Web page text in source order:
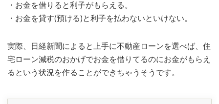
・お金を借りると利子がもらえる。
・お金を貸す(預ける)と利子を払わないといけない。
実際、日経新聞によると上手に不動産ローンを選べば、住
宅ローン減税のおかげでお金を借りてるのにお金がもらえ
るという状況を作ることができちゃうそうです。